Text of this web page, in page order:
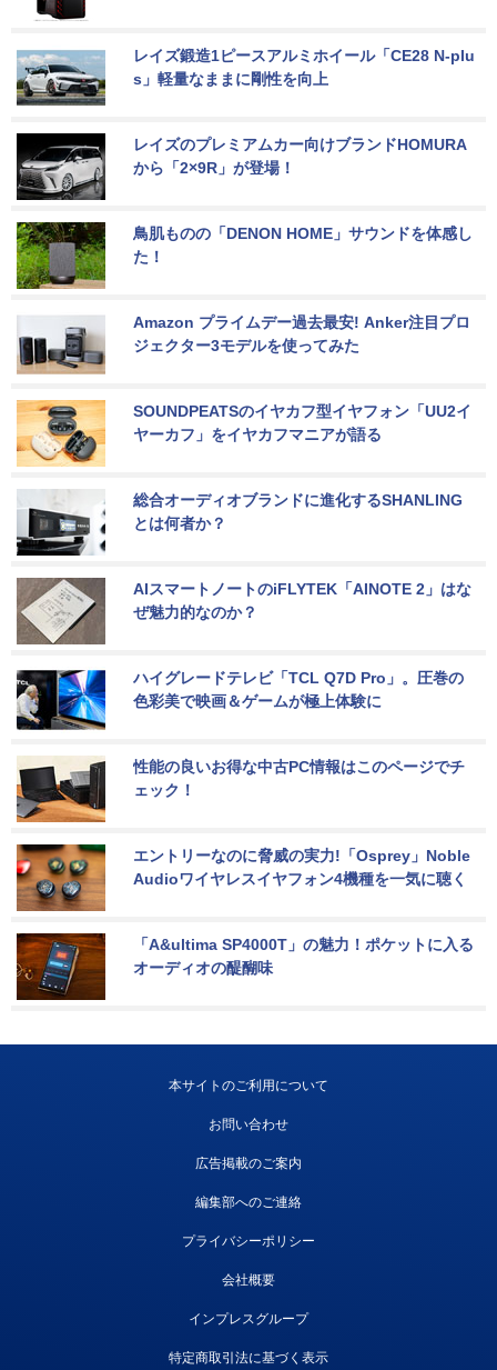
レイズ鍛造1ピースアルミホイール「CE28 N-plu
s」軽量なままに剛性を向上
レイズのプレミアムカー向けブランドHOMURA
から「2×9R」が登場！
鳥肌ものの「DENON HOME」サウンドを体感し
た！
Amazon プライムデー過去最安! Anker注目プロ
ジェクター3モデルを使ってみた
SOUNDPEATSのイヤカフ型イヤフォン「UU2イ
ヤーカフ」をイヤカフマニアが語る
総合オーディオブランドに進化するSHANLING
とは何者か？
AIスマートノートのiFLYTEK「AINOTE 2」はな
ぜ魅力的なのか？
ハイグレードテレビ「TCL Q7D Pro」。圧巻の
色彩美で映画＆ゲームが極上体験に
性能の良いお得な中古PC情報はこのページでチ
ェック！
エントリーなのに脅威の実力!「Osprey」Noble
Audioワイヤレスイヤフォン4機種を一気に聴く
「A&ultima SP4000T」の魅力！ポケットに入る
オーディオの醍醐味
本サイトのご利用について
お問い合わせ
広告掲載のご案内
編集部へのご連絡
プライバシーポリシー
会社概要
インプレスグループ
特定商取引法に基づく表示